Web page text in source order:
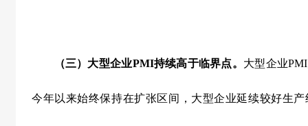
（三）大型企业PMI持续高于临界点。 大型企业PMI
今年以来始终保持在扩张区间，大型企业延续较好生